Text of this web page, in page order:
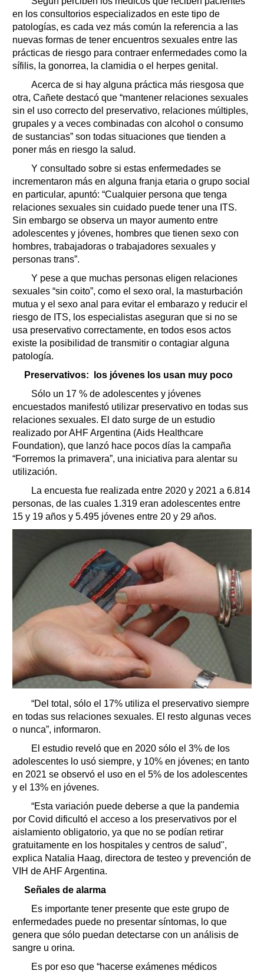
en los consultorios especializados en este tipo de
patologías, es cada vez más común la referencia a las
nuevas formas de tener encuentros sexuales entre las
prácticas de riesgo para contraer enfermedades como la
sífilis, la gonorrea, la clamidia o el herpes genital.
Acerca de si hay alguna práctica más riesgosa que
otra, Cañete destacó que “mantener relaciones sexuales
sin el uso correcto del preservativo, relaciones múltiples,
grupales y a veces combinadas con alcohol o consumo
de sustancias” son todas situaciones que tienden a
poner más en riesgo la salud.
Y consultado sobre si estas enfermedades se
incrementaron más en alguna franja etaria o grupo social
en particular, apuntó: “Cualquier persona que tenga
relaciones sexuales sin cuidado puede tener una ITS.
Sin embargo se observa un mayor aumento entre
adolescentes y jóvenes, hombres que tienen sexo con
hombres, trabajadoras o trabajadores sexuales y
personas trans”.
Y pese a que muchas personas eligen relaciones
sexuales “sin coito”, como el sexo oral, la masturbación
mutua y el sexo anal para evitar el embarazo y reducir el
riesgo de ITS, los especialistas aseguran que si no se
usa preservativo correctamente, en todos esos actos
existe la posibilidad de transmitir o contagiar alguna
patología.
Preservativos: los jóvenes los usan muy poco
Sólo un 17 % de adolescentes y jóvenes
encuestados manifestó utilizar preservativo en todas sus
relaciones sexuales. El dato surge de un estudio
realizado por AHF Argentina (Aids Healthcare
Foundation), que lanzó hace pocos días la campaña
“Forremos la primavera”, una iniciativa para alentar su
utilización.
La encuesta fue realizada entre 2020 y 2021 a 6.814
personas, de las cuales 1.319 eran adolescentes entre
15 y 19 años y 5.495 jóvenes entre 20 y 29 años.
“Del total, sólo el 17% utiliza el preservativo siempre
en todas sus relaciones sexuales. El resto algunas veces
o nunca”, informaron.
El estudio reveló que en 2020 sólo el 3% de los
adolescentes lo usó siempre, y 10% en jóvenes; en tanto
en 2021 se observó el uso en el 5% de los adolescentes
y el 13% en jóvenes.
“Esta variación puede deberse a que la pandemia
por Covid dificultó el acceso a los preservativos por el
aislamiento obligatorio, ya que no se podían retirar
gratuitamente en los hospitales y centros de salud",
explica Natalia Haag, directora de testeo y prevención de
VIH de AHF Argentina.
Señales de alarma
Es importante tener presente que este grupo de
enfermedades puede no presentar síntomas, lo que
genera que sólo puedan detectarse con un análisis de
sangre u orina.
Es por eso que “hacerse exámenes médicos